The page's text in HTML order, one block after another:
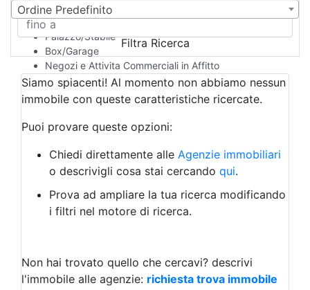
Camera d'Albergo
Multiproprietà
Palazzo/Stabile
Box/Garage
Negozi e Attivita Commerciali in Affitto
Qualsiasi
Attività/Licenza Commerciale
Azienda Agricola
Bar/Ristorante
Albergo
Laboratorio Artigianale
Negozio/locale commerciale
Agriturismo
Magazzini
Qualsiasi
Terreno edificabile
Ordine Predefinito
Filtra Ricerca
Siamo spiacenti! Al momento non abbiamo nessun
immobile con queste caratteristiche ricercate.
Puoi provare queste opzioni:
Chiedi direttamente alle Agenzie immobiliari
o descrivigli cosa stai cercando qui.
Prova ad ampliare la tua ricerca modificando
i filtri nel motore di ricerca.
Non hai trovato quello che cercavi? descrivi
l'immobile alle agenzie: richiesta trova immobile